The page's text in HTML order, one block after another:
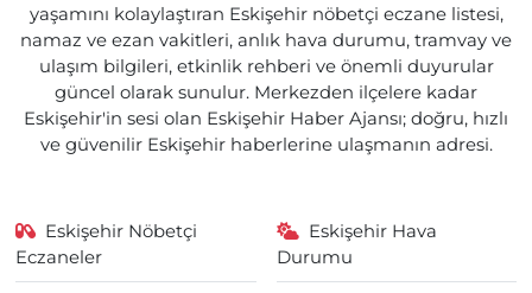
yaşamını kolaylaştıran Eskişehir nöbetçi eczane listesi,
namaz ve ezan vakitleri, anlık hava durumu, tramvay ve
ulaşım bilgileri, etkinlik rehberi ve önemli duyurular
güncel olarak sunulur. Merkezden ilçelere kadar
Eskişehir'in sesi olan Eskişehir Haber Ajansı; doğru, hızlı
ve güvenilir Eskişehir haberlerine ulaşmanın adresi.
Eskişehir Nöbetçi
Eczaneler
Eskişehir Hava
Durumu